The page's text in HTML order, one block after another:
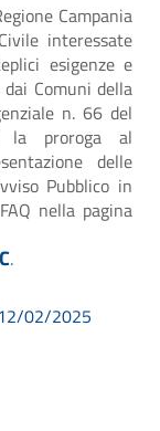
Campania
interessate
esigenze e
Comuni della
n. 66 del
la proroga al
delle
Pubblico in
nella pagina
.
02/2025